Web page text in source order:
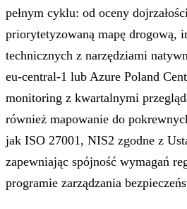
pełnym cyklu: od oceny
priorytetyzowaną mapę drogową,
technicznych z narzędziami
eu-central-1 lub Azure Poland
monitoring z kwartalnymi
również mapowanie do
jak ISO 27001, NIS2 zgodne z
zapewniając spójność wymagań
programie zarządzania